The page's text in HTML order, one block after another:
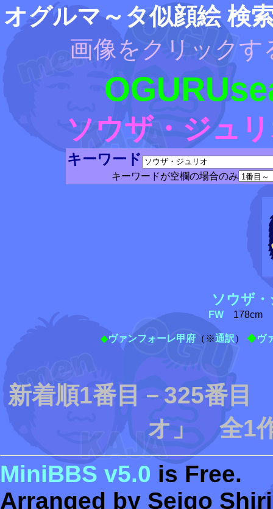
オグルマ～タ似顔絵 検
画像をクリックす
ソウザ・ジュ
キーワード
キーワードが空欄の場合のみ
ソウザ
FW178cm
◆ヴァンフォーレ甲府 （※通訳） ◆ヴ
新着順1番目－325番目
オ」 全1
MiniBBS v5.0 is Free.
Arranged by Seigo